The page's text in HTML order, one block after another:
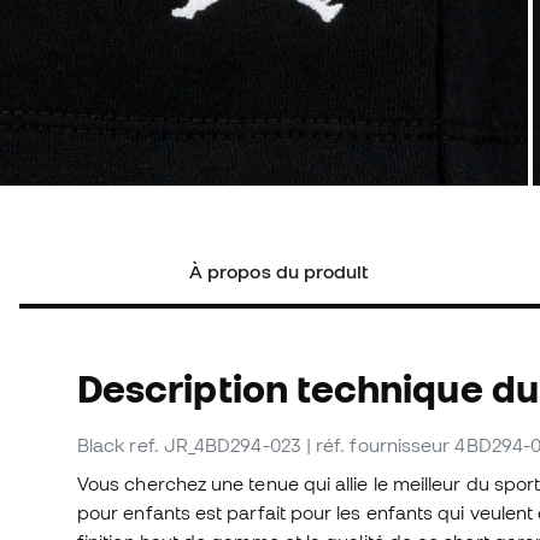
À propos du produit
Description technique
Black ref. JR_4BD294-023 | réf. fournisseur 4BD294-
Vous cherchez une tenue qui allie le meilleur du
pour enfants est parfait pour les enfants qui